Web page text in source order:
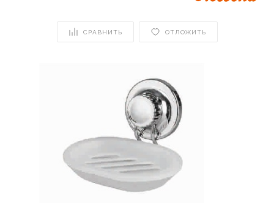
СРАВНИТЬ ОТЛОЖИТЬ